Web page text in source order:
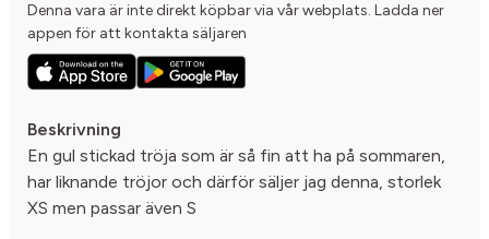
Denna vara är inte direkt köpbar via vår webplats. Ladda ner
appen för att kontakta säljaren
Beskrivning
En gul stickad tröja som är så fin att ha på sommaren,
har liknande tröjor och därför säljer jag denna, storlek
XS men passar även S